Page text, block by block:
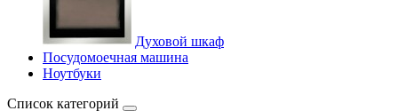
Духовой шкаф
Посудомоечная машина
Ноутбуки
Список категорий